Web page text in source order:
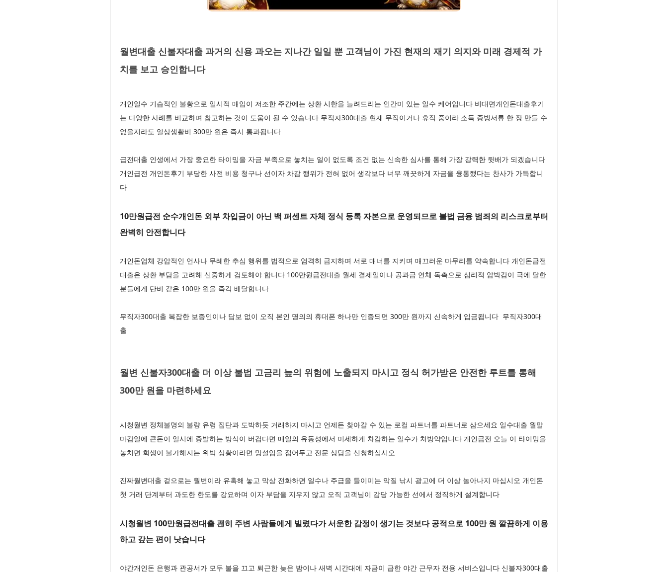
월변대출 신불자대출 과거의 신용 과오는 지나간 일일 뿐 고객님이 가진 현재의 재기 의지와 미래 경제적 가
치를 보고 승인합니다
개인일수 기습적인 불황으로 일시적 매입이 저조한 주간에는 상환 시한을 늘려드리는 인간미 있는 일수 케어입니다 비대면개인돈대출후기
는 다양한 사례를 비교하며 참고하는 것이 도움이 될 수 있습니다 무직자300대출 현재 무직이거나 휴직 중이라 소득 증빙서류 한 장 만들 수
없을지라도 일상생활비 300만 원은 즉시 통과됩니다
급전대출 인생에서 가장 중요한 타이밍을 자금 부족으로 놓치는 일이 없도록 조건 없는 신속한 심사를 통해 가장 강력한 뒷배가 되겠습니다
개인급전 개인돈후기 부당한 사전 비용 청구나 선이자 차감 행위가 전혀 없어 생각보다 너무 깨끗하게 자금을 융통했다는 찬사가 가득합니
다
10만원급전 순수개인돈 외부 차입금이 아닌 백 퍼센트 자체 정식 등록 자본으로 운영되므로 불법 금융 범죄의 리스크로부터
완벽히 안전합니다
개인돈업체 강압적인 언사나 무례한 추심 행위를 법적으로 엄격히 금지하며 서로 매너를 지키며 매끄러운 마무리를 약속합니다 개인돈급전
대출은 상환 부담을 고려해 신중하게 검토해야 합니다 100만원급전대출 월세 결제일이나 공과금 연체 독촉으로 심리적 압박감이 극에 달한
분들에게 단비 같은 100만 원을 즉각 배달합니다
무직자300대출 복잡한 보증인이나 담보 없이 오직 본인 명의의 휴대폰 하나만 인증되면 300만 원까지 신속하게 입금됩니다 무직자300대
출
월변 신불자300대출 더 이상 불법 고금리 늪의 위험에 노출되지 마시고 정식 허가받은 안전한 루트를 통해
300만 원을 마련하세요
시청월변 정체불명의 불량 유령 집단과 도박하듯 거래하지 마시고 언제든 찾아갈 수 있는 로컬 파트너를 파트너로 삼으세요 일수대출 월말
마감일에 큰돈이 일시에 증발하는 방식이 버겁다면 매일의 유동성에서 미세하게 차감하는 일수가 처방약입니다 개인급전 오늘 이 타이밍을
놓치면 회생이 불가해지는 위박 상황이라면 망설임을 접어두고 전문 상담을 신청하십시오
진짜월변대출 겉으로는 월변이라 유혹해 놓고 막상 전화하면 일수나 주급을 들이미는 악질 낚시 광고에 더 이상 놀아나지 마십시오 개인돈
첫 거래 단계부터 과도한 한도를 강요하며 이자 부담을 지우지 않고 오직 고객님이 감당 가능한 선에서 정직하게 설계합니다
시청월변 100만원급전대출 괜히 주변 사람들에게 빌렸다가 서운한 감정이 생기는 것보다 공적으로 100만 원 깔끔하게 이용
하고 갚는 편이 낫습니다
야간개인돈 은행과 관공서가 모두 불을 끄고 퇴근한 늦은 밤이나 새벽 시간대에 자금이 급한 야간 근무자 전용 서비스입니다 신불자300대출